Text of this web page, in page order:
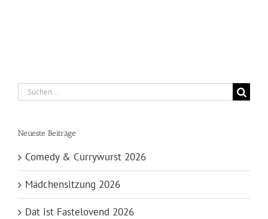
Suche
nach:
Neueste Beiträge
Comedy & Currywurst 2026
Mädchensitzung 2026
Dat ist Fastelovend 2026